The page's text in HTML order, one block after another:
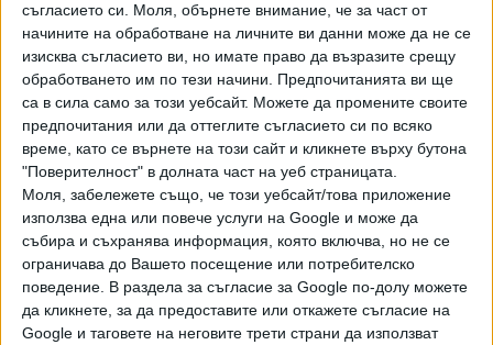
съгласието си. Моля, обърнете внимание, че за част от
начините на обработване на личните ви данни може да не се
изисква съгласието ви, но имате право да възразите срещу
обработването им по тези начини. Предпочитанията ви ще
са в сила само за този уебсайт. Можете да промените своите
предпочитания или да оттеглите съгласието си по всяко
време, като се върнете на този сайт и кликнете върху бутона
"Поверителност" в долната част на уеб страницата.
Моля, забележете също, че този уебсайт/това приложение
използва една или повече услуги на Google и може да
събира и съхранява информация, която включва, но не се
ограничава до Вашето посещение или потребителско
поведение. В раздела за съгласие за Google по-долу можете
да кликнете, за да предоставите или откажете съгласие на
Google и таговете на неговите трети страни да използват
даде шанс да обиколя целия свят, да видя кой как се
развива и от какво има нужда. Ще дам всичко от себе си,
за да помогна. Източна Европа е безкраен извор на
таланти и трябва да остане такъв.“, съобщава Стоичков.
Повече подробности за новите му задължения засега
няма, само се знае, че Стоичков ще бъде на щат във
ФИФА, като работното му място ще е в новия офис на
световната футболната асоциация в Париж, който бе
открит в последния ден на олимпийските игри. Досега
централата на ФИФА бе в Цюрих (Швейц).
Последвайте ни и в